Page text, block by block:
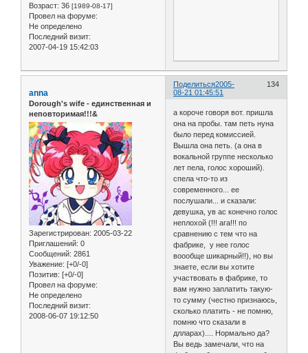
Возраст: 36 [1989-08-17]
Провел на форуме:
Не определено
Последний визит:
2007-04-19 15:42:03
Поделиться 134
2005-
08-21 01:45:51
anna
Dorough's wife - единственная и
неповторимая!!!&
Зарегистрирован: 2005-03-22
Приглашений: 0
Сообщений: 2861
Уважение: [+0/-0]
Позитив: [+0/-0]
Провел на форуме:
Не определено
Последний визит:
2008-06-07 19:12:50
а короче говоря вот. пришла
она на пробы. там петь нуна
было перед комиссией.
Вышла она петь. (а она в
вокальной группе несколько
лет пела, голос хороший).
спела что-то из
современного... ее
послушали... и сказали:
девушка, ув ас конечно голос
неплохой (!!! ага!!! по
сравнению с тем что на
фабрике, у нее голос
воообще шикарный!!), но вы
знаете, если вы хотите
участвовать в фабрике, то
вам нужно заплатить такую-
то сумму (честно признаюсь,
сколько платить - не помню,
помню что сказали в
длларах).... Нормально да?
Вы ведь замечали, что на